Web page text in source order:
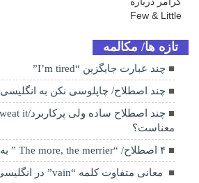
تازه ها/ مکالمه
چند عبارت جایگزین “I’m tired”
چند اصطلاح/ چاپلوسی نکن به انگلیسی
معناست؟
۴ اصطلاح/ “The more, the merrier ” به چه معناست؟
معانی متفاوت کلمه “vain” در انگلیسی